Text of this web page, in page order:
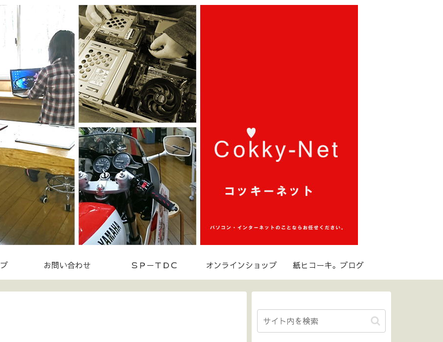
お問い合わせ ＳＰ－ＴＤＣ オンラインショップ 紙ヒコーキ。ブログ